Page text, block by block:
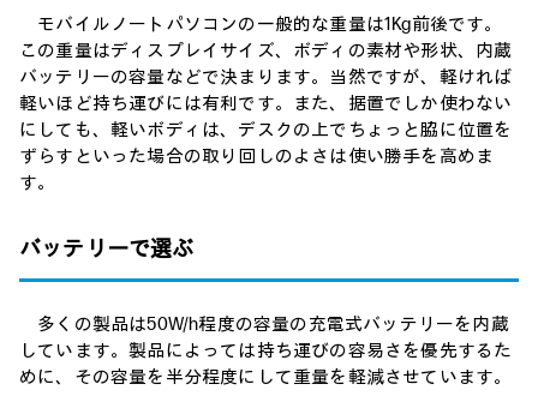
モバイルノートパソコンの一般的な重量は1Kg前後です。
この重量はディスプレイサイズ、ボディの素材や形状、内蔵
バッテリーの容量などで決まります。当然ですが、軽ければ
軽いほど持ち運びには有利です。また、据置でしか使わない
にしても、軽いボディは、デスクの上でちょっと脇に位置を
ずらすといった場合の取り回しのよさは使い勝手を高めま
す。
バッテリーで選ぶ
多くの製品は50W/h程度の容量の充電式バッテリーを内蔵
しています。製品によっては持ち運びの容易さを優先するた
めに、その容量を半分程度にして重量を軽減させています。